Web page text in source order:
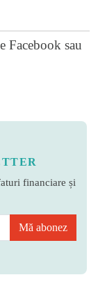
Facebook sau
financiare și
Mă abonez